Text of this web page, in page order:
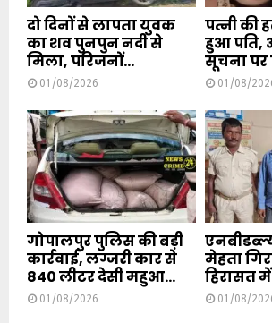
दो दिनों से लापता युवक
का शव पुनपुन नदी से
मिला, परिजनों...
01/08/2026
पत्नी की
हुआ पति,
सूचना पर
01/08/
गोपालपुर पुलिस की बड़ी
कार्रवाई, लग्जरी कार से
840 लीटर देसी महुआ...
01/08/2026
मेहता
हिरासत
01/08/